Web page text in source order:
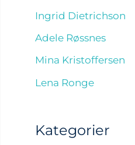
Ingrid Dietrichson
Adele Røssnes
Mina Kristoffersen
Lena Ronge
Kategorier